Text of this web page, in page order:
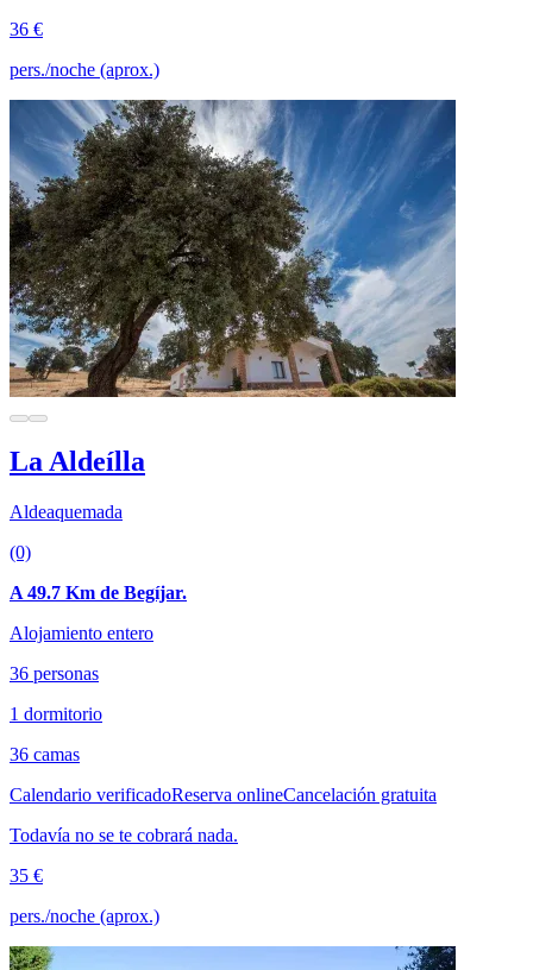
36 €
pers./noche (aprox.)
La Aldeílla
Aldeaquemada
(0)
A 49.7 Km de Begíjar.
Alojamiento entero
36 personas
1 dormitorio
36 camas
Calendario verificadoReserva onlineCancelación gratuita
Todavía no se te cobrará nada.
35 €
pers./noche (aprox.)